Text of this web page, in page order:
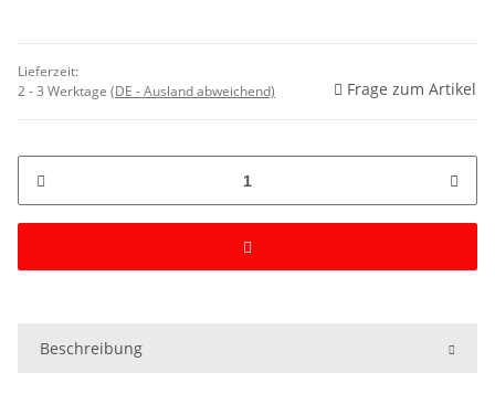
Lieferzeit:
2 - 3 Werktage (DE - Ausland abweichend) Frage zum Artikel
Beschreibung